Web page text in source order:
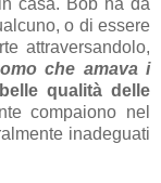
casa. Bob ha da
o di essere
attraversandolo,
che amava i
qualità delle
compaiono nel
inadeguati